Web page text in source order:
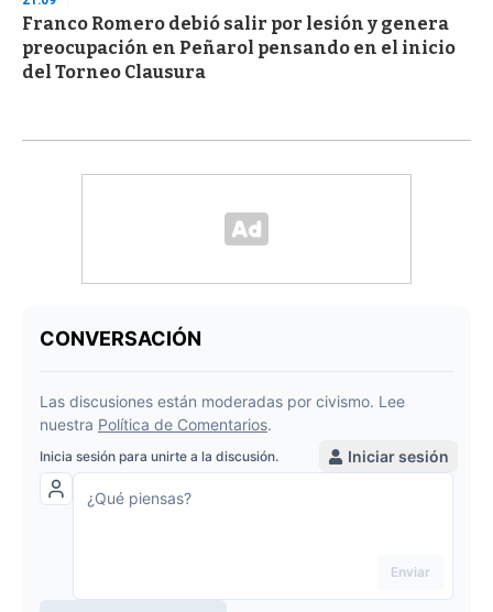
Franco Romero debió salir por lesión y genera
preocupación en Peñarol pensando en el inicio
del Torneo Clausura